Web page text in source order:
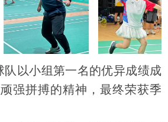
以小组第一名的优异成绩成
强拼搏的精神，最终荣获季